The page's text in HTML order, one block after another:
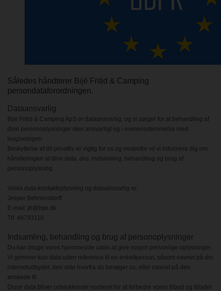
Således håndterer Bijé Fritid & Camping
persondataforordningen.
Dataansvarlig
Bijé Fritid & Camping ApS er dataansvarlig, og vi sørger for at behandling af
dine personoplysninger sker ansvarligt og i overensstemmelse med
lovgivningen.
Beskyttelse af dit privatliv er vigtig for os og nedenfor vil vi informere dig om
håndteringen af dine data, dvs. indsamling, behandling og brug af
personoplysning.
Vores data-kontaktoplysning og dataansvarlig er:
Jesper Behrensdorff
E-mail: jb@bije.dk
Tlf. 48793110
Indsamling, behandling og brug af personoplysninger
Du kan bruge vores hjemmeside uden at give nogen personlige oplysninger.
Vi gemmer kun data uden reference til en enkeltperson, såsom navnet på din
internetudbyder, den side hvorfra du besøger os, eller navnet på den
ønskede fil.
Disse data bliver udelukkende vurderet for at forbedre vores tilbud og tillader